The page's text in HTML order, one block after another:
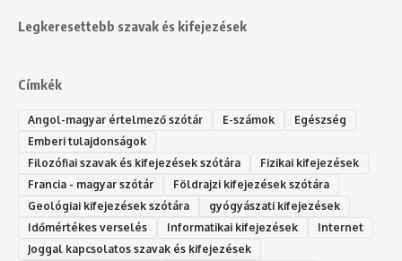
Legkeresettebb szavak és kifejezések
Címkék
Angol-magyar értelmező szótár E-számok
Egészség
Emberi tulajdonságok
Filozófiai szavak és kifejezések szótára
Fizikai kifejezések
Francia - magyar szótár
Földrajzi kifejezések szótára
Geológiai kifejezések szótára
gyógyászati kifejezések
Időmértékes verselés
Informatikai kifejezések
Internet
Joggal kapcsolatos szavak és kifejezések